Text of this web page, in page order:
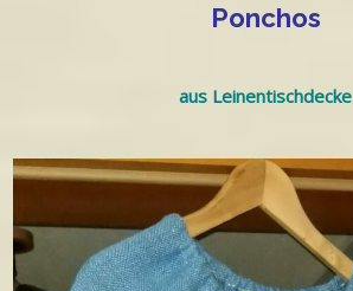
Ponchos
aus Leinentischdecke